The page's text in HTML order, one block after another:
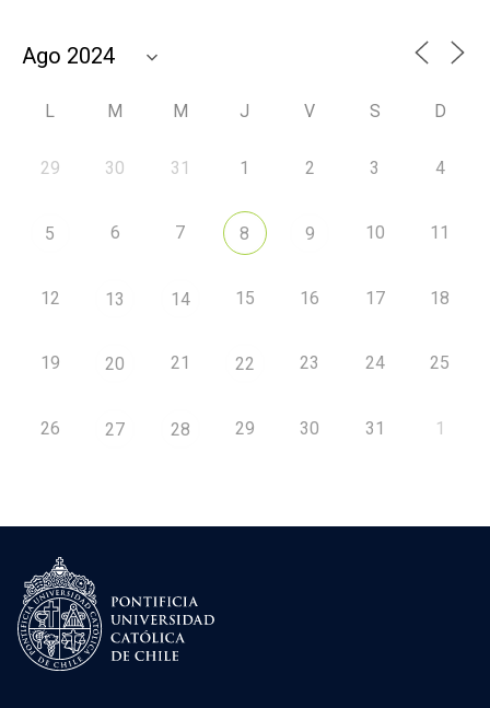
L M M J V S D
29 30 31 1 2 3 4
5 6 7 8 9 10 11
12 13 14 15 16 17 18
19 20 21 22 23 24 25
26 27 28 29 30 31 1